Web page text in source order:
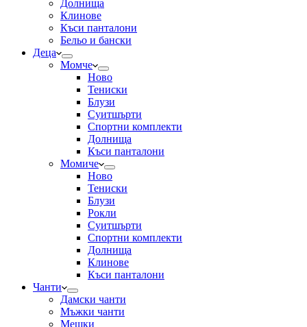
Долнища
Клинове
Къси панталони
Бельо и бански
Деца
Момче
Ново
Тениски
Блузи
Суитшърти
Спортни комплекти
Долнища
Къси панталони
Момиче
Ново
Тениски
Блузи
Рокли
Суитшърти
Спортни комплекти
Долнища
Клинове
Къси панталони
Чанти
Дамски чанти
Мъжки чанти
Мешки